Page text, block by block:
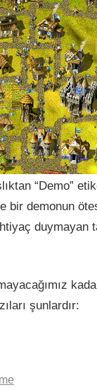
“Demo”
bir demonun
duymayan
şunlardır: